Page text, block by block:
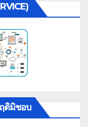
ติมิชอบ